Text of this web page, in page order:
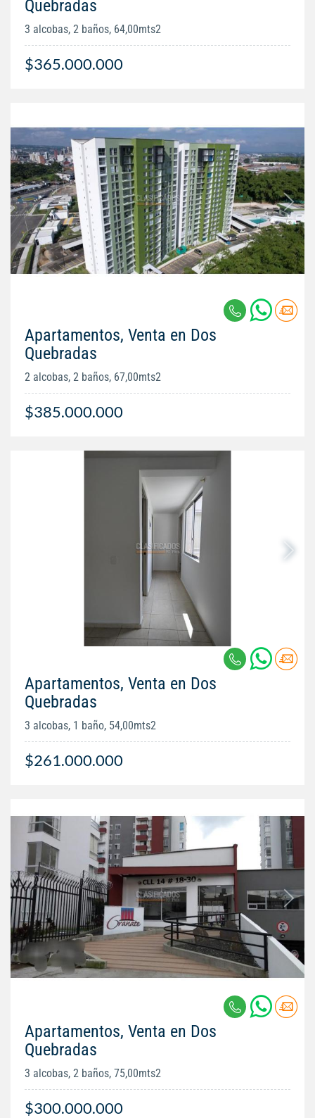
Quebradas
3 alcobas, 2 baños, 64,00mts2
$365.000.000
Apartamentos, Venta en Dos
Quebradas
2 alcobas, 2 baños, 67,00mts2
$385.000.000
Apartamentos, Venta en Dos
Quebradas
3 alcobas, 1 baño, 54,00mts2
$261.000.000
Apartamentos, Venta en Dos
Quebradas
3 alcobas, 2 baños, 75,00mts2
$300.000.000